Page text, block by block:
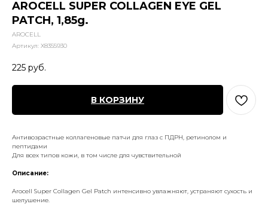
AROCELL SUPER COLLAGEN EYE GEL
PATCH, 1,85g.
AROCELL
Артикул: X8355930
225 руб.
В КОРЗИНУ
Антивозрастные коллагеновые патчи для глаз с ПДРН, ретинолом и
пептидами
Для всех типов кожи, в том числе для чувствительной
Описание:
Arocell Super Collagen Gel Patch интенсивно увлажняют, устраняют сухость и
шелушение.